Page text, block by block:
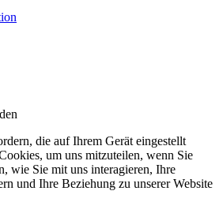
die auf Ihrem Gerät eingestellt
um uns mitzuteilen, wenn Sie
wie Sie mit uns interagieren, Ihre
und Ihre Beziehung zu unserer Website